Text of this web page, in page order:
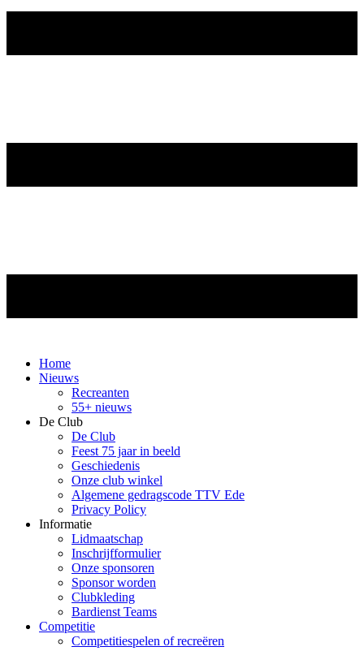
Home
Nieuws
Recreanten
55+ nieuws
De Club
De Club
Feest 75 jaar in beeld
Geschiedenis
Onze club winkel
Algemene gedragscode TTV Ede
Privacy Policy
Informatie
Lidmaatschap
Inschrijfformulier
Onze sponsoren
Sponsor worden
Clubkleding
Bardienst Teams
Competitie
Competitiespelen of recreëren